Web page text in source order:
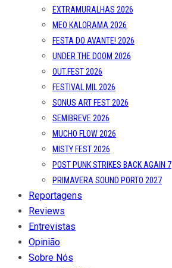
EXTRAMURALHAS 2026
MEO KALORAMA 2026
FESTA DO AVANTE! 2026
UNDER THE DOOM 2026
OUT.FEST 2026
FESTIVAL MIL 2026
SONUS ART FEST 2026
SEMIBREVE 2026
MUCHO FLOW 2026
MISTY FEST 2026
POST PUNK STRIKES BACK AGAIN 7
PRIMAVERA SOUND PORTO 2027
Reportagens
Reviews
Entrevistas
Opinião
Sobre Nós